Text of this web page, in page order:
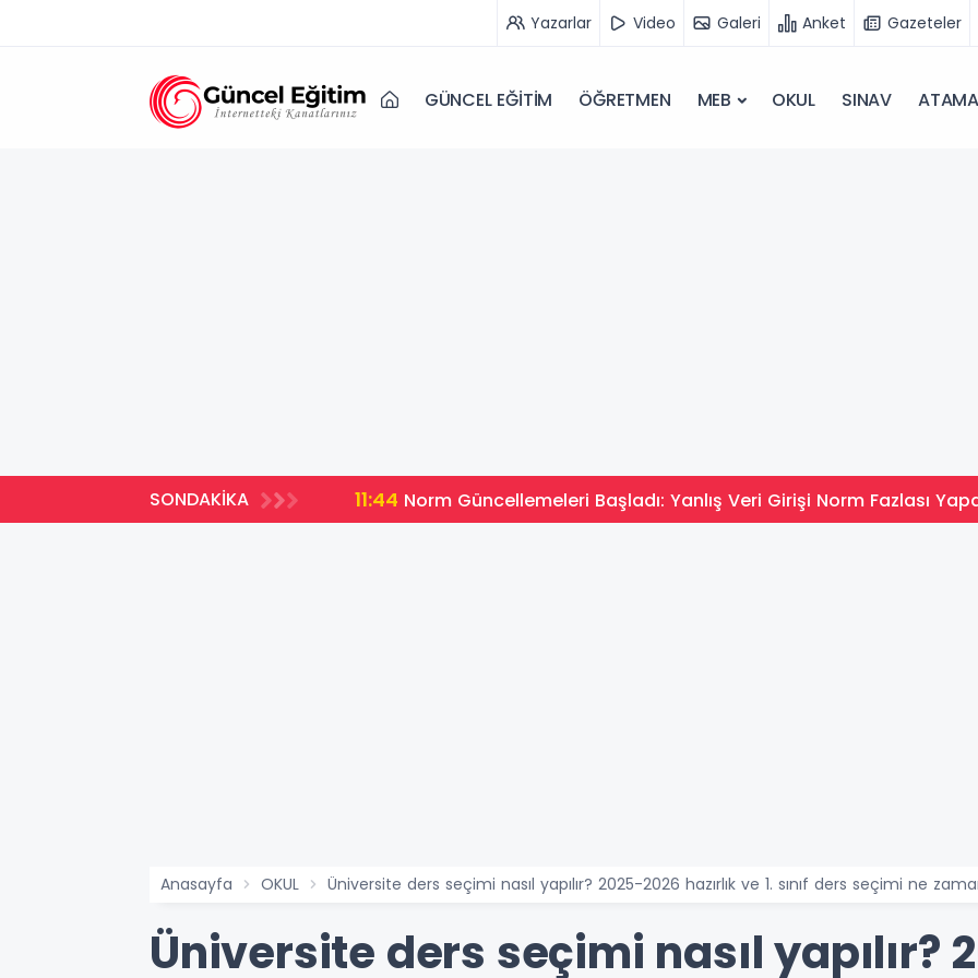
Yazarlar Video Galeri Anket Gazeteler
GÜNCEL EĞİTİM ÖĞRETMEN MEB OKUL SINAV ATAMA
SONDAKİKA 11:44 Norm Güncellemeleri Başladı: Yanlış Veri Girişi Norm Fazlası
Anasayfa OKUL Üniversite ders seçimi nasıl yapılır? 2025-2026 hazırlık ve 1. sınıf ders seçimi ne
Üniversite ders seçimi nasıl yapılır?